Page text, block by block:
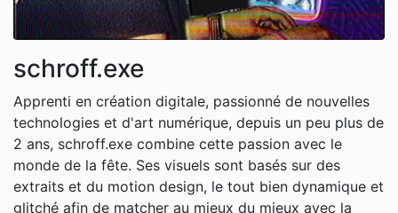
schroff.exe
Apprenti en création digitale, passionné de nouvelles
technologies et d'art numérique, depuis un peu plus de
2 ans, schroff.exe combine cette passion avec le
monde de la fête. Ses visuels sont basés sur des
extraits et du motion design, le tout bien dynamique et
glitché afin de matcher au mieux du mieux avec la